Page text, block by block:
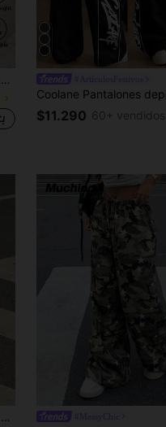
$11.290 60+ vendidos
SHEIN EZwear Pantalones de chándal holgados con estampado de ramas para mujer, para el verano